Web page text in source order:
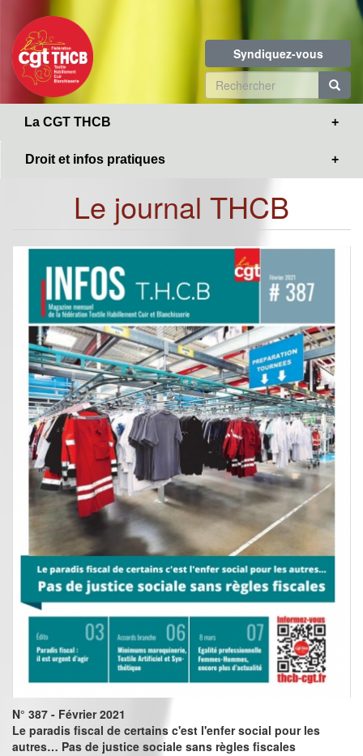
contenu
principal
Syndiquez-vous
Formulaire
de
La CGT THCB
Droit et infos pratiques
Le journal THCB
N° 387 - Février 2021
Le paradis fiscal de certains c'est l'enfer social pour les
autres… Pas de justice sociale sans règles fiscales